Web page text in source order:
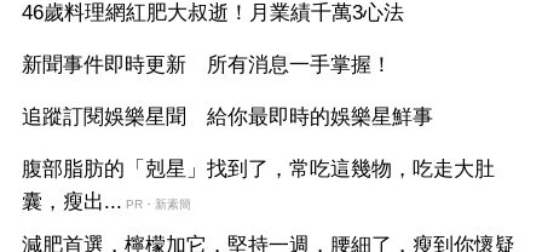
46歲料理網紅肥大叔逝！月業績千萬3心法
新聞事件即時更新 所有消息一手掌握！
追蹤訂閱娛樂星聞 給你最即時的娛樂星鮮事
腹部脂肪的「剋星」找到了，常吃這幾物，吃走大肚
囊，瘦出... PR・新素簡
減肥首選，檸檬加它，堅持一週，腰細了，瘦到你懷疑